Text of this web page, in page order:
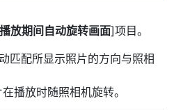
播放期间自动旋转画面]项目。
匹配所显示照片的方向与照相
播放时随照相机旋转。